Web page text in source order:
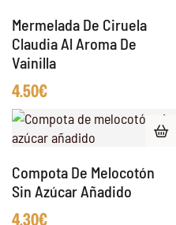
Mermelada De Ciruela
Claudia Al Aroma De
Vainilla
4.50€
Compota De Melocotón
Sin Azúcar Añadido
4.30€